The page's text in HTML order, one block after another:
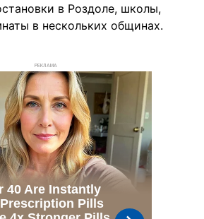
в Роздоле, школы,
в нескольких общинах.
РЕКЛАМА